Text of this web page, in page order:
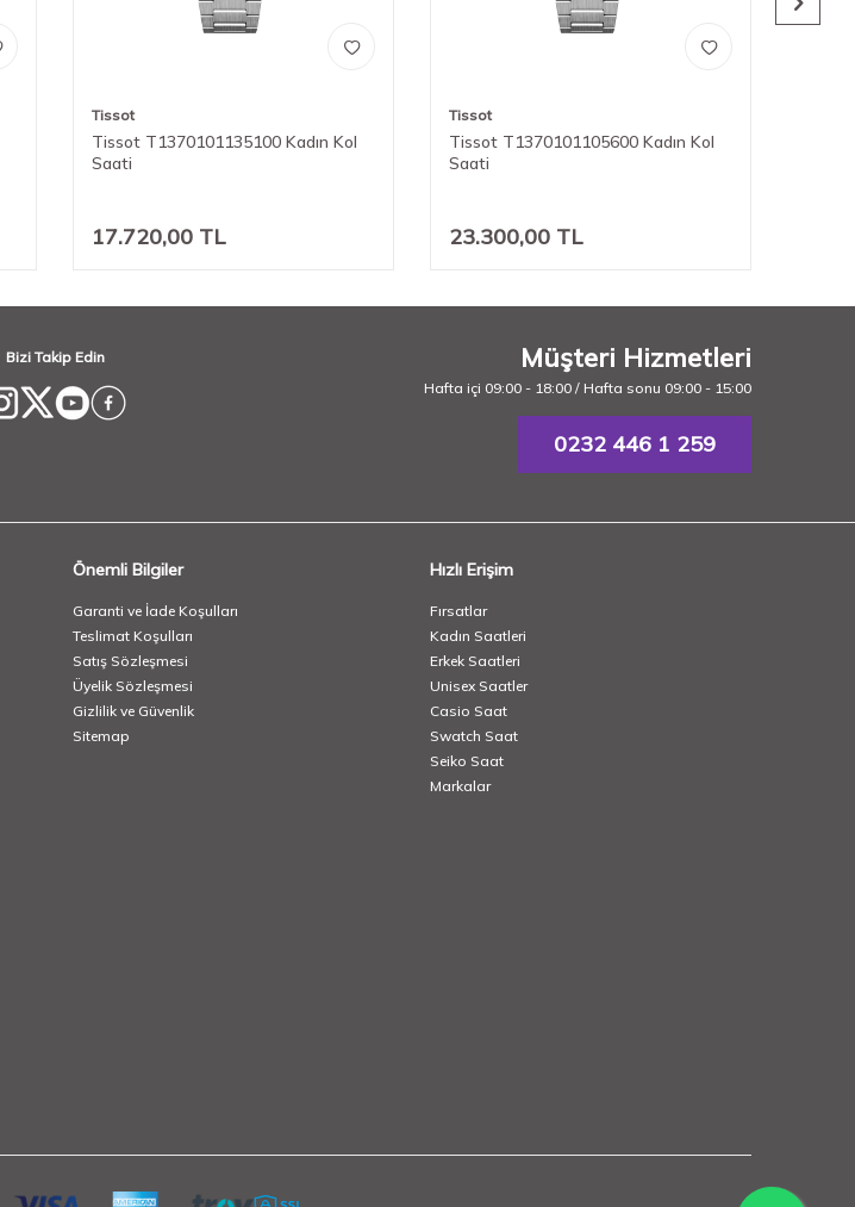
Tissot
Tissot T1370101135100 Kadın Kol
Saati
17.720,00 TL
Tissot
Tissot T1370101105600 Kadın Kol
Saati
23.300,00 TL
Bizi Takip Edin Müşteri Hizmetleri
Hafta içi 09:00 - 18:00 / Hafta sonu 09:00 - 15:00
0232 446 1 259
Önemli Bilgiler
Garanti ve İade Koşulları
Teslimat Koşulları
Satış Sözleşmesi
Üyelik Sözleşmesi
Gizlilik ve Güvenlik
Sitemap
Hızlı Erişim
Fırsatlar
Kadın Saatleri
Erkek Saatleri
Unisex Saatler
Casio Saat
Swatch Saat
Seiko Saat
Markalar